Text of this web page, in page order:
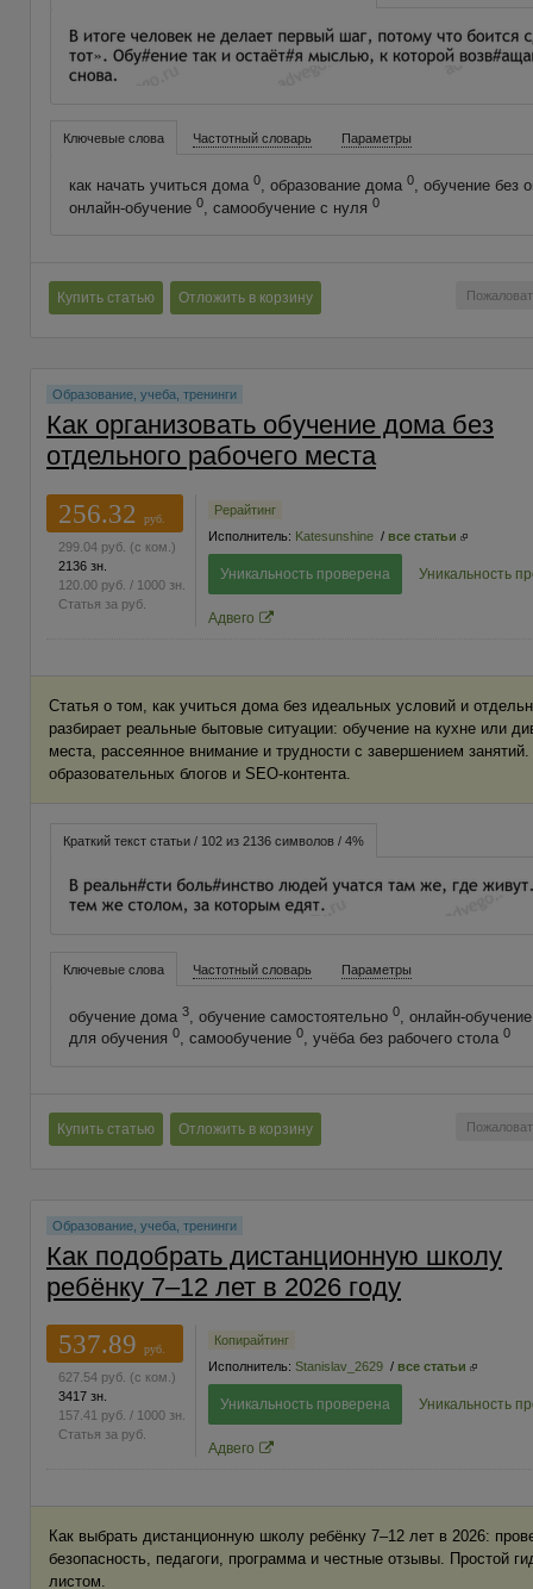
Ключевые слова Частотный словарь Параметры
как начать учиться дома 0, образование дома 0, обучение без
онлайн-обучение 0, самообучение с нуля 0
Купить статью Отложить в корзину
Образование, учеба, тренинги
Как организовать обучение дома без
отдельного рабочего места
256.32
руб.
299.04 руб. (с ком.)
2136 зн.
120.00 руб. / 1000 зн.
Статья за руб.
Рерайтинг
Исполнитель: Katesunshine / все статьи
Уникальность проверена Уникальность
Адвего
Статья о том, как учиться дома без идеальных условий и
разбирает реальные бытовые ситуации: обучение на кухне или
места, рассеянное внимание и трудности с завершением
образовательных блогов и SEO-контента.
Краткий текст статьи / 102 из 2136 символов / 4%
Ключевые слова Частотный словарь Параметры
обучение дома 3, обучение самостоятельно 0, онлайн-
для обучения 0, самообучение 0, учёба без рабочего стола 0
Купить статью Отложить в корзину
Образование, учеба, тренинги
Как подобрать дистанционную школу
ребёнку 7–12 лет в 2026 году
537.89
руб.
627.54 руб. (с ком.)
3417 зн.
157.41 руб. / 1000 зн.
Статья за руб.
Копирайтинг
Исполнитель: Stanislav_2629 / все статьи
Уникальность проверена Уникальность
Адвего
Как выбрать дистанционную школу ребёнку 7–12 лет в 2026:
безопасность, педагоги, программа и честные отзывы. Простой
листом.